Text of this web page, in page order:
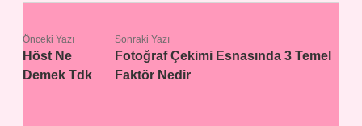
Önceki Yazı
Höst Ne
Demek Tdk
Sonraki Yazı
Fotoğraf Çekimi Esnasında 3 Temel
Faktör Nedir